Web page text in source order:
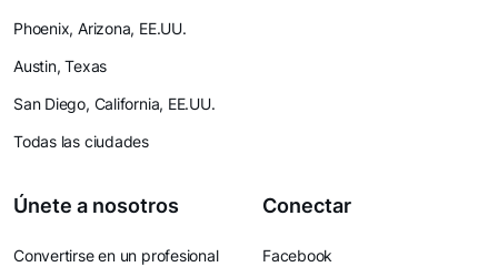
Phoenix, Arizona, EE.UU.
Austin, Texas
San Diego, California, EE.UU.
Todas las ciudades
Únete a nosotros
Convertirse en un profesional
Conectar
Facebook